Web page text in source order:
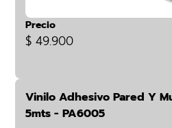
Precio
$ 49.900
Vinilo Adhesivo Pared Y
5mts - PA6005